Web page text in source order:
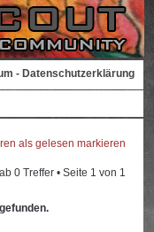
- Datenschutzerklärung
als gelesen markieren
0 Treffer • Seite 1 von 1